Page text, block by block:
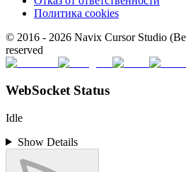
Политика cookies
© 2016 - 2026 Navix Cursor Studio
reserved
WebSocket Status
Idle
Show Details